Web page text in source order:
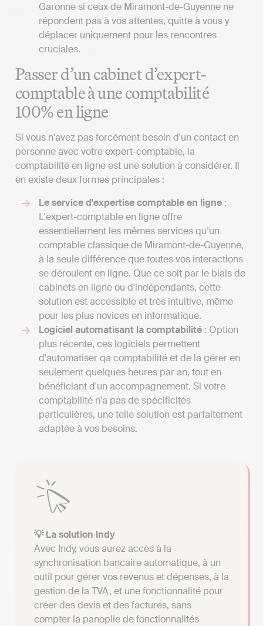
Garonne si ceux de Miramont-de-Guyenne ne
répondent pas à vos attentes, quitte à vous y
déplacer uniquement pour les rencontres
cruciales.
Passer d’un cabinet d’expert-
comptable à une comptabilité
100% en ligne
Si vous n'avez pas forcément besoin d'un contact en
personne avec votre expert-comptable, la
comptabilité en ligne est une solution à considérer. Il
en existe deux formes principales :
Le service d'expertise comptable en ligne :
L'expert-comptable en ligne offre
essentiellement les mêmes services qu’un
comptable classique de Miramont-de-Guyenne,
à la seule différence que toutes vos interactions
se déroulent en ligne. Que ce soit par le biais de
cabinets en ligne ou d'indépendants, cette
solution est accessible et très intuitive, même
pour les plus novices en informatique.
Logiciel automatisant la comptabilité : Option
plus récente, ces logiciels permettent
d'automatiser qa comptabilité et de la gérer en
seulement quelques heures par an, tout en
bénéficiant d'un accompagnement. Si votre
comptabilité n'a pas de spécificités
particulières, une telle solution est parfaitement
adaptée à vos besoins.
💡 La solution Indy
Avec Indy, vous aurez accès à la
synchronisation bancaire automatique, à un
outil pour gérer vos revenus et dépenses, à la
gestion de la TVA, et une fonctionnalité pour
créer des devis et des factures, sans
compter la panoplie de fonctionnalités